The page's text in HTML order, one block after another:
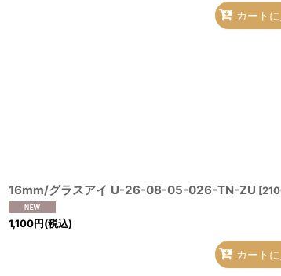
カート
16mm/グラスアイ U-26-08-05-026-TN-ZU [
1,100円(税込)
カート